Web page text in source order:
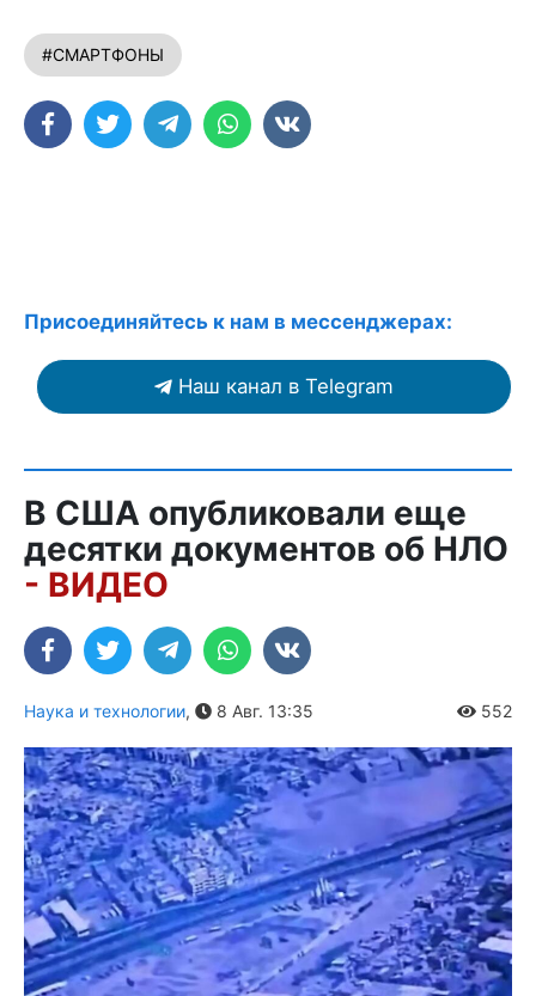
#СМАРТФОНЫ
Присоединяйтесь к нам в мессенджерах:
Наш канал в Telegram
В США опубликовали еще
десятки документов об НЛО
- ВИДЕО
Наука и технологии, 8 Авг. 13:35 552